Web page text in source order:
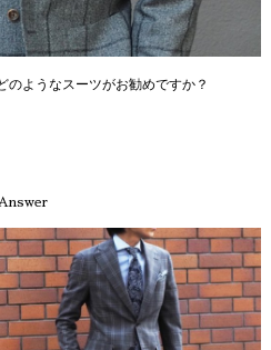
のようなスーツがお勧めですか？
Answer